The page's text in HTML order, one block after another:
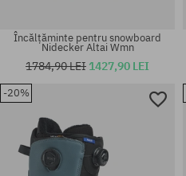
Mărimi existente:
Încălțăminte pentru snowboard
Nidecker Altai Wmn
1784,90 LEI 1427,90 LEI
-20%